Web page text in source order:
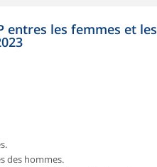
entres les femmes et les
des hommes.